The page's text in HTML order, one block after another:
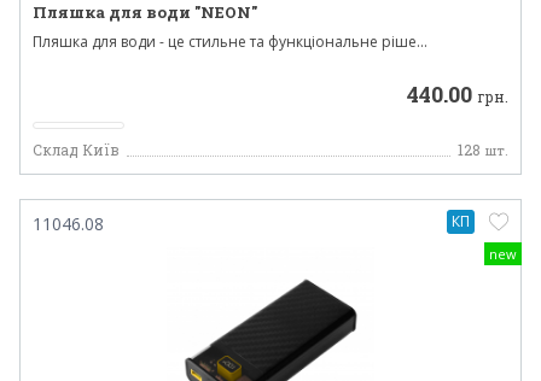
Пляшка для води "NEON"
Пляшка для води - це стильне та функціональне ріше...
440.00 грн.
Склад Київ 128 шт.
new
11046.08 КП